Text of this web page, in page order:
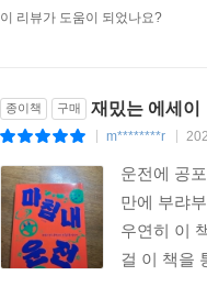
이 리뷰가 도움이 되었나요?
종이책 구매 재밌는 에세이
m********r
운전에 공
만에 부랴
우연히 이
걸 이 책을